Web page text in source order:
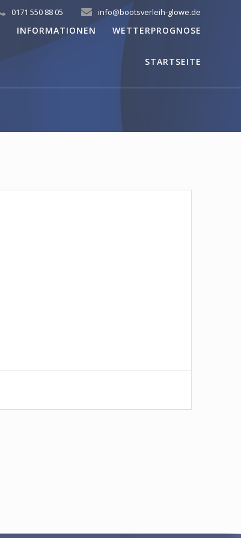
0171 550 88 05 info@bootsverleih-glowe.de
INFORMATIONEN WETTERPROGNOSE
STARTSEITE